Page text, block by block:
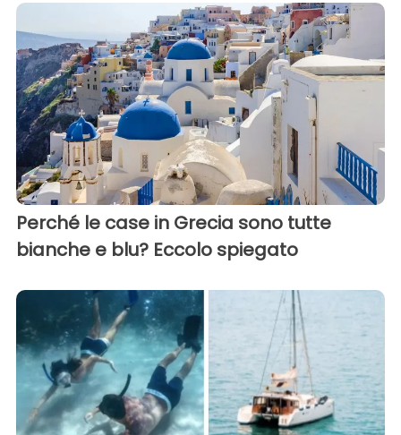
Perché le case in Grecia sono tutte
bianche e blu? Eccolo spiegato